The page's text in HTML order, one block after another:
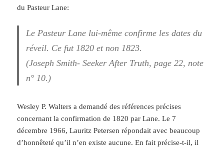
du Pasteur Lane:
Le Pasteur Lane lui-même confirme les dates du
réveil. Ce fut 1820 et non 1823.
(Joseph Smith- Seeker After Truth, page 22, note
n° 10.)
Wesley P. Walters a demandé des références précises
concernant la confirmation de 1820 par Lane. Le 7
décembre 1966, Lauritz Petersen répondait avec beaucoup
d’honnêteté qu’il n’en existe aucune. En fait précise-t-il, il